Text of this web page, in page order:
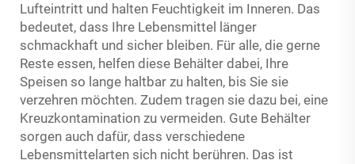
Lufteintritt und halten Feuchtigkeit im Inneren. Das
bedeutet, dass Ihre Lebensmittel länger
schmackhaft und sicher bleiben. Für alle, die gerne
Reste essen, helfen diese Behälter dabei, Ihre
Speisen so lange haltbar zu halten, bis Sie sie
verzehren möchten. Zudem tragen sie dazu bei, eine
Kreuzkontamination zu vermeiden. Gute Behälter
sorgen auch dafür, dass verschiedene
Lebensmittelarten sich nicht berühren. Das ist